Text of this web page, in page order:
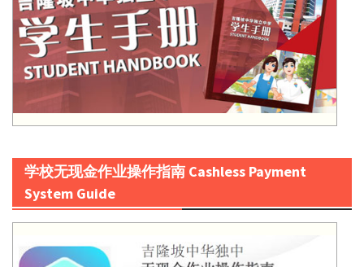
学校无现金作业操作指南 Cashless Payment
System Guide